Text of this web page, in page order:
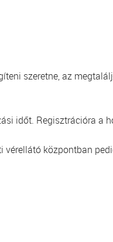
szeretne, az
időt. Regisztrációra a
vérellátó központban